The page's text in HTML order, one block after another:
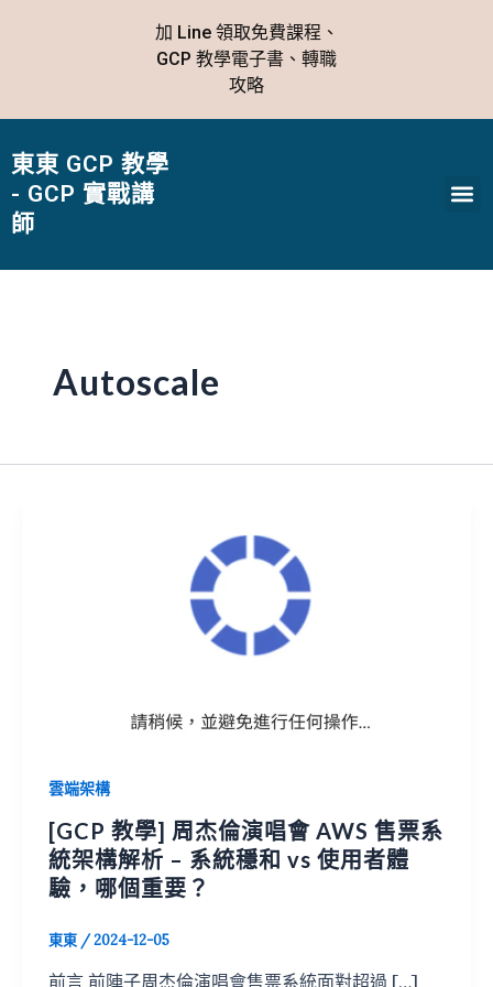
容
加 Line 領取免費課程、
GCP 教學電子書、轉職
攻略
東東 GCP 教學
- GCP 實戰講
師
Autoscale
雲端架構
[GCP 教學] 周杰倫演唱會 AWS 售票系
統架構解析 – 系統穩和 vs 使用者體
驗，哪個重要？
東東 /2024-12-05
前言 前陣子周杰倫演唱會售票系統面對超過 […]